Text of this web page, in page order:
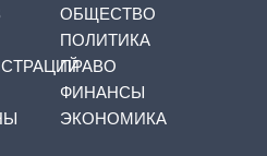
ОБЩЕСТВО
ПОЛИТИКА
ПРАВО
ФИНАНСЫ
ЭКОНОМИКА